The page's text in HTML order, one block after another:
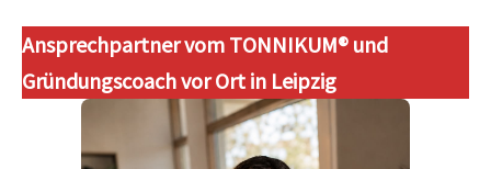
Ansprechpartner vom TONNIKUM® und
Gründungscoach vor Ort in Leipzig